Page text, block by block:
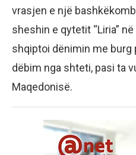
vrasjen e një
sheshin e qytetit “Liria”
shqiptoi dënimin me burg
dëbim nga shteti, pasi ta
Maqedonisë.